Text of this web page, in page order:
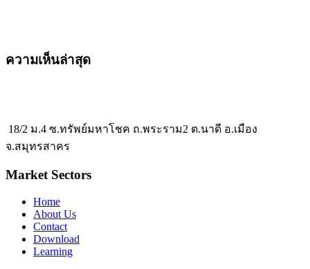
ความเห็นล่าสุด
18/2 ม.4 ซ.ทรัพย์มหาโชค ถ.พระราม2 ต.นาดี อ.เมือง
จ.สมุทรสาคร
Market Sectors
Home
About Us
Contact
Download
Learning